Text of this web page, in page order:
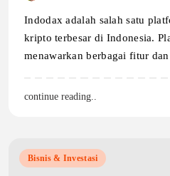
Indodax adalah salah satu
kripto terbesar di Indonesia.
menawarkan berbagai fitur
continue reading..
Bisnis & Investasi